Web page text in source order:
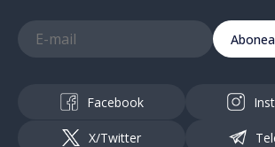
Facebook
X/Twitter